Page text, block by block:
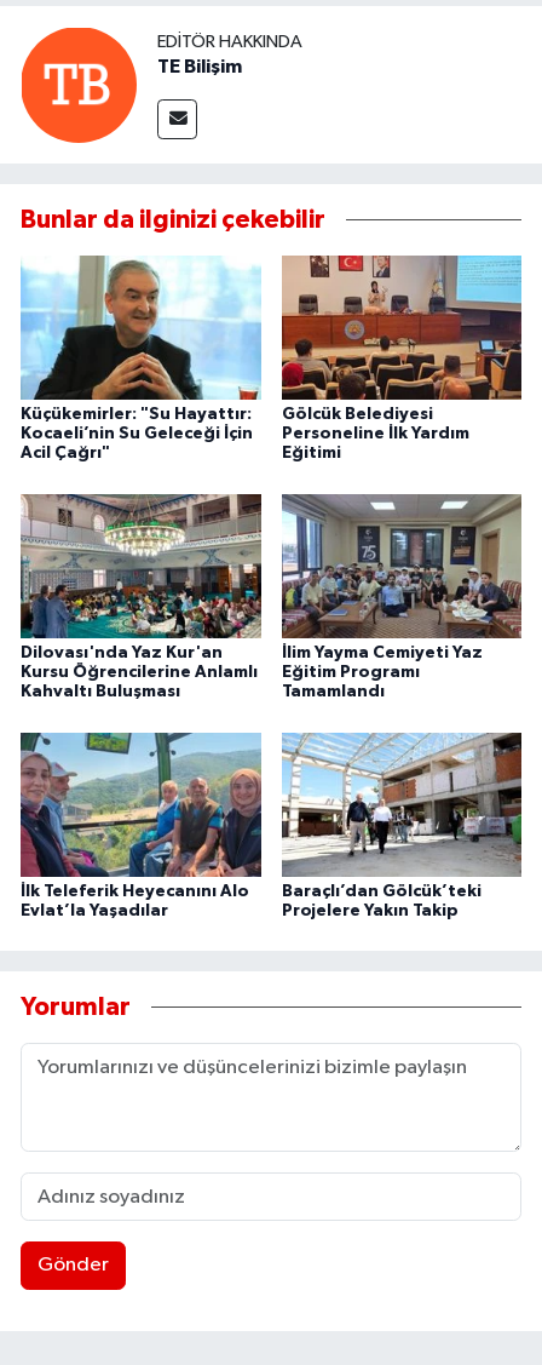
EDITÖR HAKKINDA
TE Bilişim
Bunlar da ilginizi çekebilir
Küçükemirler: "Su Hayattır:
Kocaeli’nin Su Geleceği İçin
Acil Çağrı"
Gölcük Belediyesi
Personeline İlk Yardım
Eğitimi
Dilovası'nda Yaz Kur'an
Kursu Öğrencilerine Anlamlı
Kahvaltı Buluşması
İlim Yayma Cemiyeti Yaz
Eğitim Programı
Tamamlandı
İlk Teleferik Heyecanını Alo
Evlat’la Yaşadılar
Baraçlı’dan Gölcük’teki
Projelere Yakın Takip
Yorumlar
Gönder